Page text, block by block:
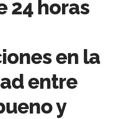
24 horas
en la
entre
y